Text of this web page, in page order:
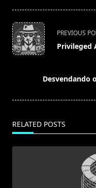
<span
class="nav-
subtitle
PREVIOUS
Privileged
Desvendando
RELATED POSTS